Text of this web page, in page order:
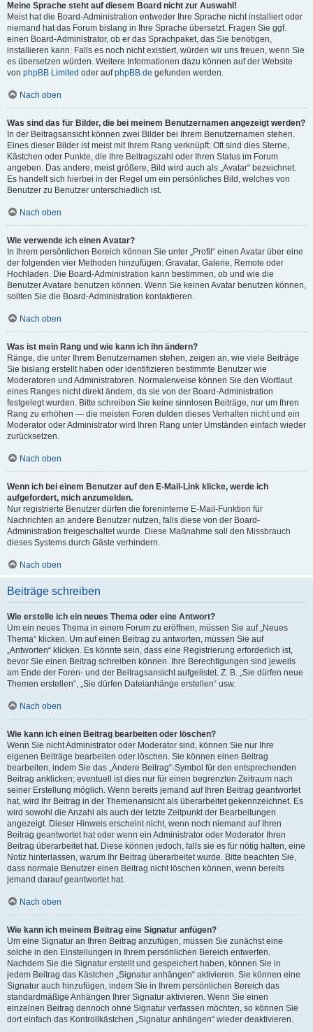
Meine Sprache steht auf diesem Board nicht zur Auswahl!
Meist hat die Board-Administration entweder Ihre Sprache nicht installiert oder
niemand hat das Forum bislang in Ihre Sprache übersetzt. Fragen Sie ggf.
einen Board-Administrator, ob er das Sprachpaket, das Sie benötigen,
installieren kann. Falls es noch nicht existiert, würden wir uns freuen, wenn Sie
es übersetzen würden. Weitere Informationen dazu können auf der Website
von phpBB Limited oder aufphpBB.de gefunden werden.
Nach oben
Was sind das für Bilder, die bei meinem Benutzernamen angezeigt werden?
In der Beitragsansicht können zwei Bilder bei Ihrem Benutzernamen stehen.
Eines dieser Bilder ist meist mit Ihrem Rang verknüpft: Oft sind dies Sterne,
Kästchen oder Punkte, die Ihre Beitragszahl oder Ihren Status im Forum
angeben. Das andere, meist größere, Bild wird auch als „Avatar“ bezeichnet.
Es handelt sich hierbei in der Regel um ein persönliches Bild, welches von
Benutzer zu Benutzer unterschiedlich ist.
Nach oben
Wie verwende ich einen Avatar?
In Ihrem persönlichen Bereich können Sie unter „Profil“ einen Avatar über eine
der folgenden vier Methoden hinzufügen: Gravatar, Galerie, Remote oder
Hochladen. Die Board-Administration kann bestimmen, ob und wie die
Benutzer Avatare benutzen können. Wenn Sie keinen Avatar benutzen können,
sollten Sie die Board-Administration kontaktieren.
Nach oben
Was ist mein Rang und wie kann ich ihn ändern?
Ränge, die unter Ihrem Benutzernamen stehen, zeigen an, wie viele Beiträge
Sie bislang erstellt haben oder identifizieren bestimmte Benutzer wie
Moderatoren und Administratoren. Normalerweise können Sie den Wortlaut
eines Ranges nicht direkt ändern, da sie von der Board-Administration
festgelegt wurden. Bitte schreiben Sie keine sinnlosen Beiträge, nur um Ihren
Rang zu erhöhen — die meisten Foren dulden dieses Verhalten nicht und ein
Moderator oder Administrator wird Ihren Rang unter Umständen einfach wieder
zurücksetzen.
Nach oben
Wenn ich bei einem Benutzer auf den E-Mail-Link klicke, werde ich
aufgefordert, mich anzumelden.
Nur registrierte Benutzer dürfen die foreninterne E-Mail-Funktion für
Nachrichten an andere Benutzer nutzen, falls diese von der Board-
Administration freigeschaltet wurde. Diese Maßnahme soll den Missbrauch
dieses Systems durch Gäste verhindern.
Nach oben
Beiträge schreiben
Wie erstelle ich ein neues Thema oder eine Antwort?
Um ein neues Thema in einem Forum zu eröffnen, müssen Sie auf „Neues
Thema“ klicken. Um auf einen Beitrag zu antworten, müssen Sie auf
„Antworten“ klicken. Es könnte sein, dass eine Registrierung erforderlich ist,
bevor Sie einen Beitrag schreiben können. Ihre Berechtigungen sind jeweils
am Ende der Foren- und der Beitragsansicht aufgelistet. Z. B. „Sie dürfen neue
Themen erstellen“, „Sie dürfen Dateianhänge erstellen“ usw.
Nach oben
Wie kann ich einen Beitrag bearbeiten oder löschen?
Wenn Sie nicht Administrator oder Moderator sind, können Sie nur Ihre
eigenen Beiträge bearbeiten oder löschen. Sie können einen Beitrag
bearbeiten, indem Sie das „Ändere Beitrag“-Symbol für den entsprechenden
Beitrag anklicken; eventuell ist dies nur für einen begrenzten Zeitraum nach
seiner Erstellung möglich. Wenn bereits jemand auf Ihren Beitrag geantwortet
hat, wird Ihr Beitrag in der Themenansicht als überarbeitet gekennzeichnet. Es
wird sowohl die Anzahl als auch der letzte Zeitpunkt der Bearbeitungen
angezeigt. Dieser Hinweis erscheint nicht, wenn noch niemand auf Ihren
Beitrag geantwortet hat oder wenn ein Administrator oder Moderator Ihren
Beitrag überarbeitet hat. Diese können jedoch, falls sie es für nötig halten, eine
Notiz hinterlassen, warum Ihr Beitrag überarbeitet wurde. Bitte beachten Sie,
dass normale Benutzer einen Beitrag nicht löschen können, wenn bereits
jemand darauf geantwortet hat.
Nach oben
Wie kann ich meinem Beitrag eine Signatur anfügen?
Um eine Signatur an Ihren Beitrag anzufügen, müssen Sie zunächst eine
solche in den Einstellungen in Ihrem persönlichen Bereich entwerfen.
Nachdem Sie die Signatur erstellt und gespeichert haben, können Sie in
jedem Beitrag das Kästchen „Signatur anhängen“ aktivieren. Sie können eine
Signatur auch hinzufügen, indem Sie in Ihrem persönlichen Bereich das
standardmäßige Anhängen Ihrer Signatur aktivieren. Wenn Sie einen
einzelnen Beitrag dennoch ohne Signatur verfassen möchten, so können Sie
dort einfach das Kontrollkästchen „Signatur anhängen“ wieder deaktivieren.